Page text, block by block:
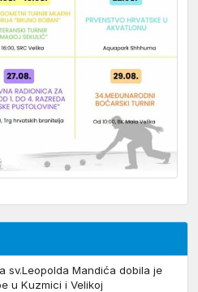
sv.Leopolda Mandića dobila je
u Kuzmici i Velikoj